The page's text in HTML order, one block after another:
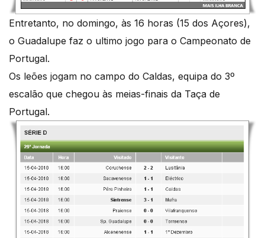
Entretanto, no domingo, às 16 horas (15 dos Açores),
o Guadalupe faz o ultimo jogo para o Campeonato de
Portugal.
Os leões jogam no campo do Caldas, equipa do 3º
escalão que chegou às meias-finais da Taça de
Portugal.